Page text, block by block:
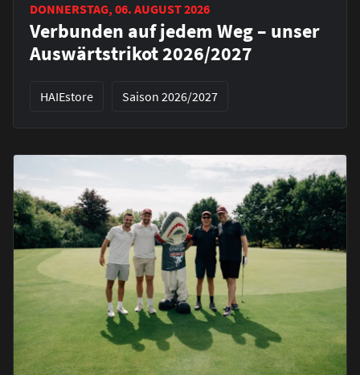
DONNERSTAG, 06. AUGUST 2026
Verbunden auf jedem Weg – unser
Auswärtstrikot 2026/2027
HAIEstore Saison 2026/2027